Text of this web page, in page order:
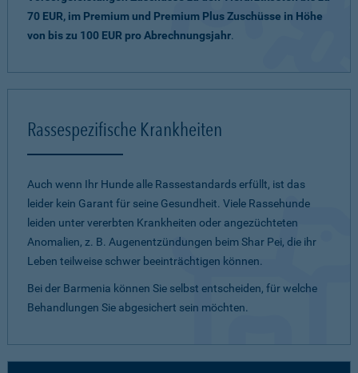
70 EUR, im Premium und Premium Plus Zuschüsse in Höhe
von bis zu 100 EUR pro Abrechnungsjahr.
Rassespezifische Krankheiten
Auch wenn Ihr Hunde alle Rassestandards erfüllt, ist das
leider kein Garant für seine Gesundheit. Viele Rassehunde
leiden unter vererbten Krankheiten oder angezüchteten
Anomalien, z. B. Augenentzündungen beim Shar Pei, die ihr
Leben teilweise schwer beeinträchtigen können.
Bei der Barmenia können Sie selbst entscheiden, für welche
Behandlungen Sie abgesichert sein möchten.